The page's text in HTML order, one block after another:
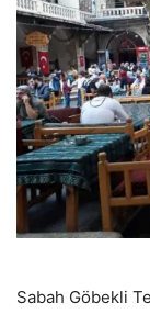
Sabah Göbekli